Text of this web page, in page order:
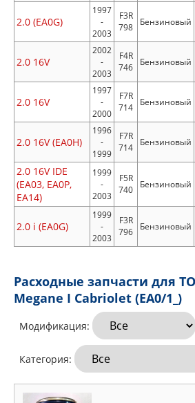
2.0 (EA0G)
1997
-
2003
F3R
798
Бензиновый
2.0 16V
2002
-
2003
F4R
746
Бензиновый
2.0 16V
1997
-
2000
F7R
714
Бензиновый
2.0 16V (EA0H)
1996
-
1999
F7R
714
Бензиновый
2.0 16V IDE
(EA03, EA0P,
EA14)
1999
-
2003
F5R
740
Бензиновый
2.0 i (EA0G)
1999
-
2003
F3R
796
Бензиновый
Расходные запчасти для
Megane I Cabriolet (EA0/1_)
Модификация:
Категория: